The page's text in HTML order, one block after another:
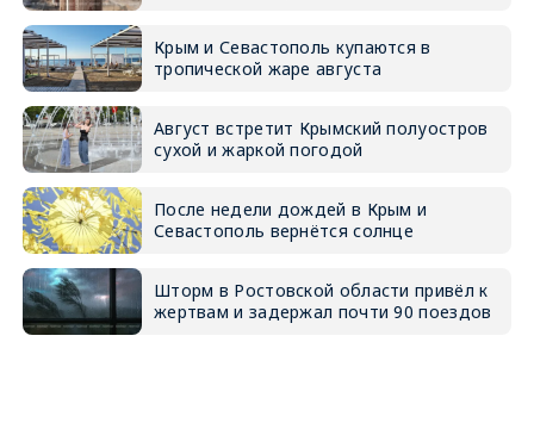
Крым и Севастополь купаются в
тропической жаре августа
Август встретит Крымский полуостров
сухой и жаркой погодой
После недели дождей в Крым и
Севастополь вернётся солнце
Шторм в Ростовской области привёл к
жертвам и задержал почти 90 поездов